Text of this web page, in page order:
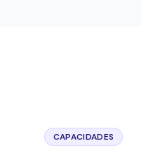
CAPACIDADES